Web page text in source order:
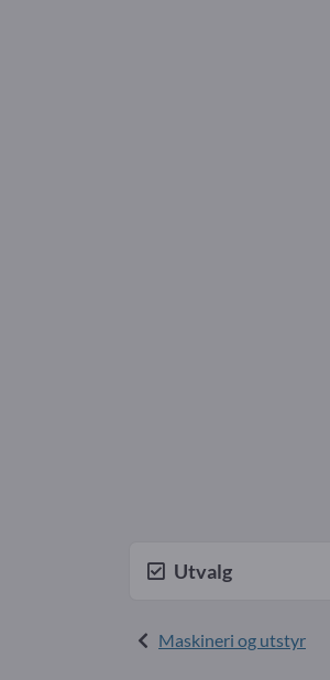
Utvalg
Maskineri og utstyr